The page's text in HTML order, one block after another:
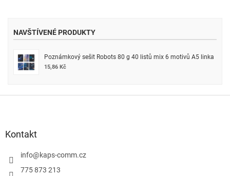
NAVŠTÍVENÉ PRODUKTY
Poznámkový sešit Robots 80 g 40 listů mix 6 motivů A5 linka
15,86 Kč
Kontakt
info@kaps-comm.cz
775 873 213